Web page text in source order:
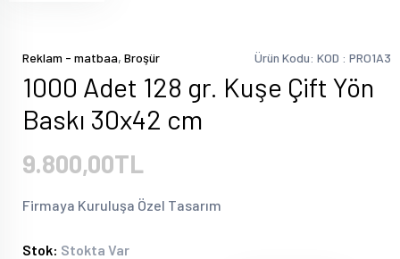
Reklam - matbaa, Broşür Ürün Kodu: KOD : PRO1A3
1000 Adet 128 gr. Kuşe Çift Yön
Baskı 30x42 cm
9.800,00TL
Firmaya Kuruluşa Özel Tasarım
Stok: Stokta Var